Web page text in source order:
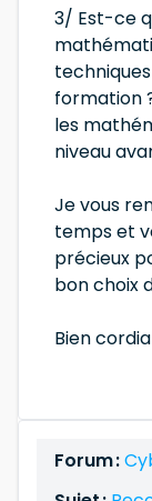
3/ Est-ce
formation
les
niveau
Je vous
temps et
précieux
bon choix
Bien
Forum :